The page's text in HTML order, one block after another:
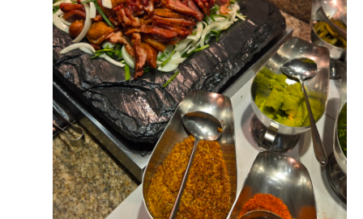
어머님께서는 전복죽이 특히 맛있었다고 하셨습니다. 신
부는 다른 뷔페에서는 본 적 없던 단호박 정과를 처음 먹
어봤는데 기대 이상이었다고 하네요. 고기를 좋아하는 저
는 의외로 우삼겹 샐러드가 가장 기억에 남았습니다. 평
소 차가운 고기를 좋아하지 않는데도 얇게 준비되어 씹기
부드러웠고, 드레싱이 채소와 고기를 잘 어우러지게 해줘
서 두세 번 더 가져다 먹었을 정도였습니다.
한 가지 아쉬운 점을 꼽자면 찐 게 요리의 간이 생각보다
세서 어머님들이 조금 놀라셨다는 정도인데, 그 외에는
네 명 모두 만족스러운 식사였습니다.
정구창, 김다인 2026-08-02 26명 읽음
결혼을 준비하면서 예식장 선택 시 가장 중요하게 생각했
던 부분 중 하나가 바로 하객분들께 제공되는 식사였습니
다. 그래서 웨딩그룹 위더스 뷔페 시식도 기대를 많이 하
고 방문했는데, 기대했던 것 이상으로 만족스러운 시간이
었습니다. 전체적으로 음식 가짓수가 정말 다양했고, 한
식·중식·양식은 물론 샐러드, 초밥, 즉석 코너, 디저트까지
골고루 준비되어 있어 남녀노소 누구나 취향에 맞게 식사
를 즐길 수 있을 것 같았습니다. 음식이 비어 있는 경우도
거의 없었고 회전율이 빨라 대부분 따뜻하고 신선한 상태
더 보기